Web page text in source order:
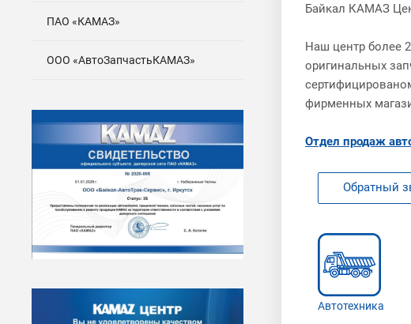
Байкал КАМАЗ
Наш центр более
оригинальных
фирменных
Отдел продаж
Обратный
Автотехника
ПАО «КАМАЗ»
ООО «АвтоЗапчастьКАМАЗ»